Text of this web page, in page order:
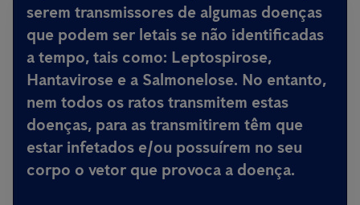
serem transmissores de algumas doenças
que podem ser letais se não identificadas
a tempo, tais como: Leptospirose,
Hantavirose e a Salmonelose. No entanto,
nem todos os ratos transmitem estas
doenças, para as transmitirem têm que
estar infetados e/ou possuírem no seu
corpo o vetor que provoca a doença.